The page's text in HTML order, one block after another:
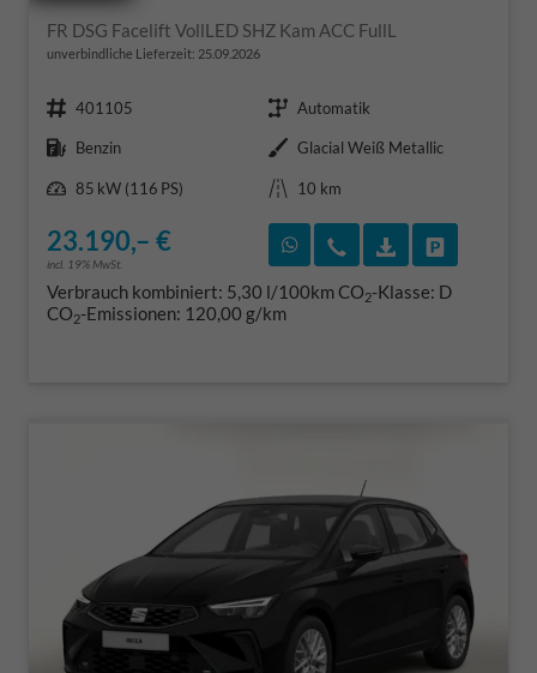
FR DSG Facelift VollLED SHZ Kam ACC FullL
unverbindliche Lieferzeit: 25.09.2026
Fahrzeugnr. 401105 Getriebe Automatik
Kraftstoff Benzin Außenfarbe Glacial Weiß Metallic
Leistung
85 kW (116 PS) Kilometerstand 10 km
23.190,– €
incl. 19% MwSt.
Rückruf vereinbaren
Wir rufen Sie an
Verbrauch kombiniert: 5,30 l/100kmCO2-Klasse: D
CO2-Emissionen: 120,00 g/km